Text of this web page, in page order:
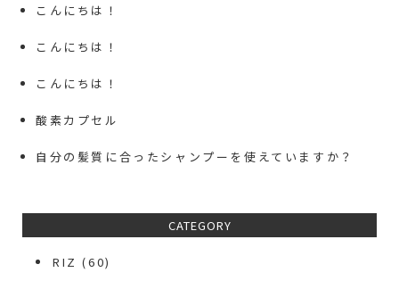
こんにちは！
こんにちは！
こんにちは！
酸素カプセル
自分の髪質に合ったシャンプーを使えていますか？
CATEGORY
RIZ (60)